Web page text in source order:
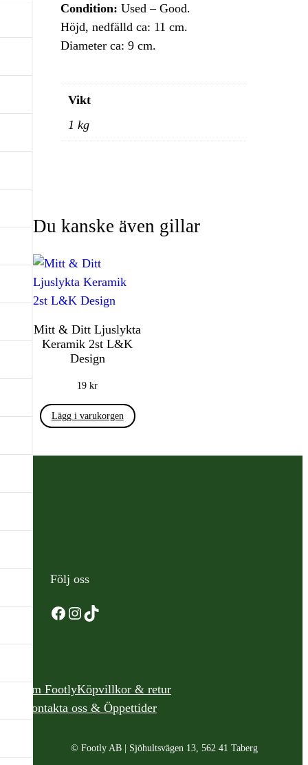
Condition: Used – Good.
Höjd, nedfälld ca: 11 cm.
Diameter ca: 9 cm.
Vikt
1 kg
Du kanske även gillar
Mitt & Ditt Ljuslykta
Keramik 2st L&K
Design
19kr
Lägg i varukorgen
Följ oss
Facebook
Instagram
TikTok
Om FootlyKöpvillkor & retur
Kontakta oss & Öppettider
© Footly AB | Sjöhultsvägen 13, 562 41 Taberg